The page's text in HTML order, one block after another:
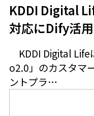
KDDI Digital
対応にDify活
KDDI Digital Life
o2.0」のカスタマ
ントプラ…